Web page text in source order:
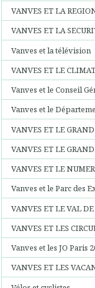
VANVES ET LA
VANVES ET LA
Vanves et la télévision
VANVES ET LE
Vanves et le Conseil
Vanves et le
VANVES ET LE GRAND
VANVES ET LE GRAND
VANVES ET LE
Vanves et le Parc des
VANVES ET LE VAL
VANVES ET LES
Vanves et les JO Paris
VANVES ET LES